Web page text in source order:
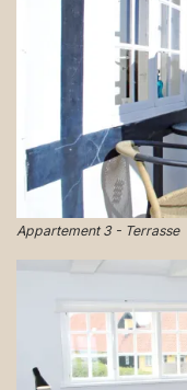
Appartement 3 - Terrasse